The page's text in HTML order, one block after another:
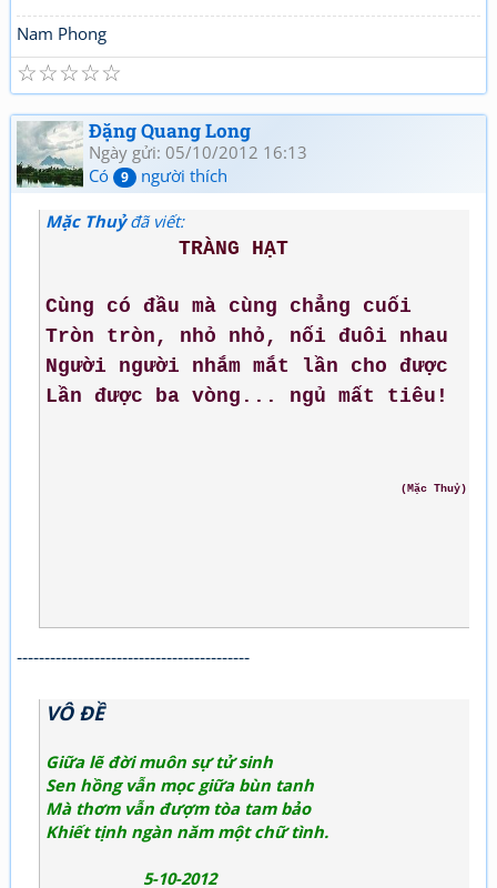
Nam Phong
☆
☆
☆
☆
☆
Đặng Quang Long
Ngày gửi: 05/10/2012 16:13
Có
9 người thích
Mặc Thuỷđã viết:
TRÀNG HẠT
Cùng có đầu mà cùng chẳng cuối
Tròn tròn, nhỏ nhỏ, nối đuôi nhau
Người người nhắm mắt lần cho được
Lần được ba vòng... ngủ mất tiêu!
(Mặc Thuỷ)
------------------------------------------
VÔ ĐỀ
Giữa lẽ đời muôn sự tử sinh
Sen hồng vẫn mọc giữa bùn tanh
Mà thơm vẫn đượm tòa tam bảo
Khiết tịnh ngàn năm một chữ tình.
5-10-2012